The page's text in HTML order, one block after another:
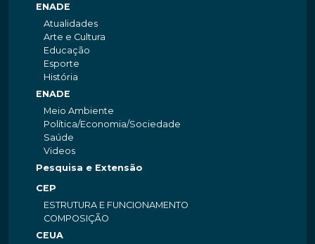
ENADE
Atualidades
Arte e Cultura
Educação
Esporte
História
ENADE
Meio Ambiente
Política/Economia/Sociedade
Saúde
Videos
Pesquisa e Extensão
CEP
ESTRUTURA E FUNCIONAMENTO
COMPOSIÇÃO
CEUA